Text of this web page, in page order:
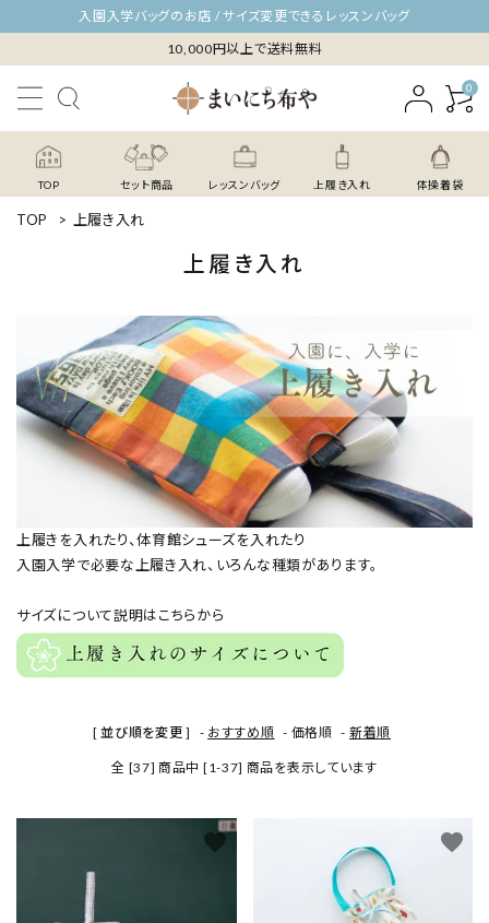
入園入学バッグのお店 / サイズ変更できるレッスンバッグ
10,000円以上で送料無料
0
TOP セット商品 レッスンバッグ 上履き入れ 体操着袋
TOP > 上履き入れ
上履き入れ
上履きを入れたり、体育館シューズを入れたり
入園入学で必要な上履き入れ、いろんな種類があります。
サイズについて説明はこちらから
[ 並び順を変更 ] - おすすめ順 - 価格順 - 新着順
全 [37] 商品中 [1-37] 商品を表示しています
favorite favorite